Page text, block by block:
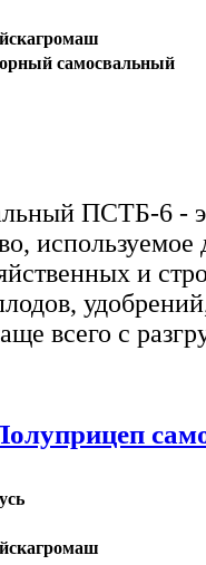
самосвальный
ПСТБ-6 -
используемое
и
всего с